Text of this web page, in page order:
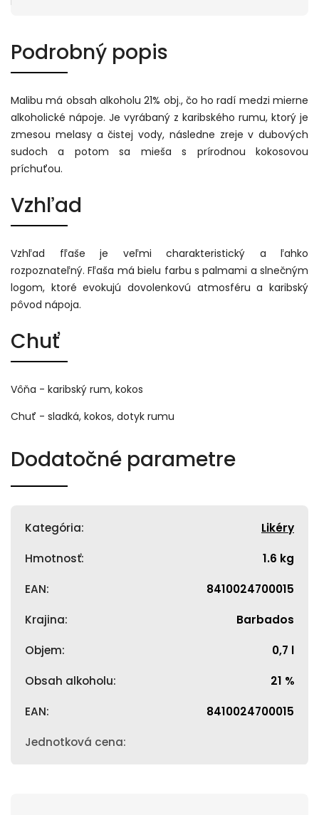
Podrobný popis
Malibu má obsah alkoholu 21% obj., čo ho radí medzi mierne
alkoholické nápoje. Je vyrábaný z karibského rumu, ktorý je
zmesou melasy a čistej vody, následne zreje v dubových
sudoch a potom sa mieša s prírodnou kokosovou
príchuťou.
Vzhľad
Vzhľad fľaše je veľmi charakteristický a ľahko
rozpoznateľný. Fľaša má bielu farbu s palmami a slnečným
logom, ktoré evokujú dovolenkovú atmosféru a karibský
pôvod nápoja.
Chuť
Vôňa - karibský rum, kokos
Chuť - sladká, kokos, dotyk rumu
Dodatočné parametre
Kategória: Likéry
Hmotnosť: 1.6 kg
EAN: 8410024700015
Krajina: Barbados
Objem: 0,7 l
Obsah alkoholu: 21 %
EAN: 8410024700015
Jednotková cena: